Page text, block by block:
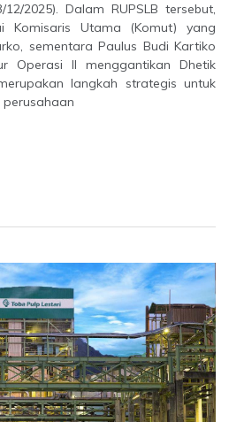
2025). Dalam RUPSLB tersebut,
Komisaris Utama (Komut) yang
sementara Paulus Budi Kartiko
Operasi II menggantikan Dhetik
langkah strategis untuk